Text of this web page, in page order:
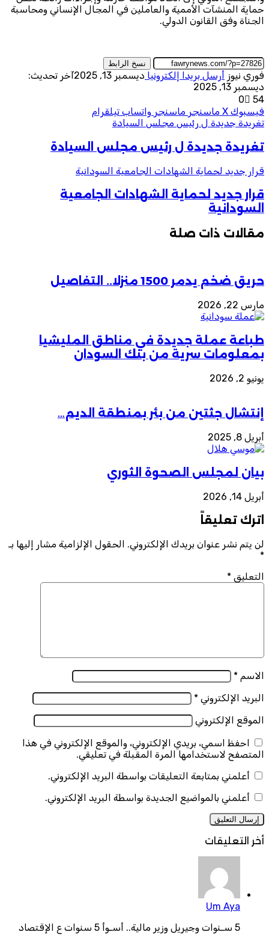
حماية المنشآت الأممية والعاملين في المجال الإنساني ومحاسبة
الجناة وفق القانون الدولي.
نسخ الرابط
فوري نيوز أرسل بريدا إلكترونيا ديسمبر 13, 2025
آخر تحديث:
ديسمبر 13, 2025
0
54
فيسبوك ‫X ماسنجر ماسنجر واتساب تيلقرام
تغريدة جديدة ل رئيس مجلس السيادة
تغريدة جديدة ل رئيس مجلس السيادة
قرار جديد لحماية الشهادات الجامعية السودانية
قرار جديد لحماية الشهادات الجامعية
السودانية
مقالات ذات صلة
حريق ضخم يدمر 1500 منزلا.. التفاصيل
مارس 22, 2026
طباعة عملة جديدة في مناطق المليشيا
بمعلومات سرية من بنك السودان
يونيو 2, 2026
إنتشال جثتين من بئر بمنطقة الديم…
أبريل 8, 2025
بيان لمجلس الصحوة الثوري
أبريل 14, 2026
اترك تعليقاً
لن يتم نشر عنوان بريدك الإلكتروني. الحقول الإلزامية مشار إليها بـ
*
التعليق *
الاسم *
البريد الإلكتروني *
الموقع الإلكتروني
احفظ اسمي، بريدي الإلكتروني، والموقع الإلكتروني في هذا
المتصفح لاستخدامها المرة المقبلة في تعليقي.
أعلمني بمتابعة التعليقات بواسطة البريد الإلكتروني.
أعلمني بالمواضيع الجديدة بواسطة البريد الإلكتروني.
أخر التعليقات
Um Aya
5 سـنوات وجيريل وزير مالية.. أسـوأ 5 سنوات ع الإقتصاد